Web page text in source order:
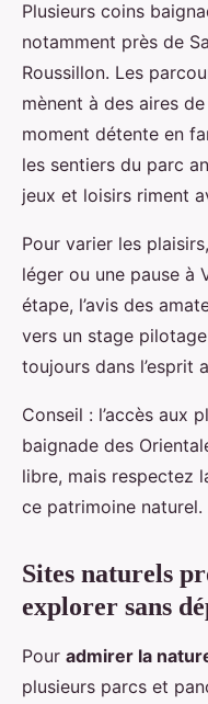
Plusieurs coins
notamment près de
Roussillon. Les
mènent à des aires
moment détente en
les sentiers du parc
jeux et loisirs riment
Pour varier les
léger ou une pause à
étape, l’avis des
vers un stage
toujours dans l’esprit
Conseil : l’accès aux
baignade des
libre, mais respectez
ce patrimoine naturel.
Sites naturels
explorer sans
Pour admirer la
plusieurs parcs et